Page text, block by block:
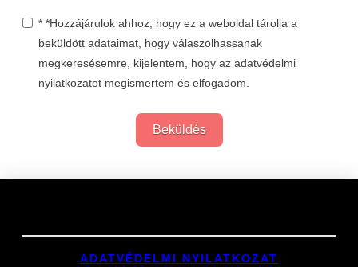
* *Hozzájárulok ahhoz, hogy ez a weboldal tárolja a
beküldött adataimat, hogy válaszolhassanak
megkeresésemre, kijelentem, hogy az adatvédelmi
nyilatkozatot megismertem és elfogadom.
Beküldés
ADATVÉDELMI NYILATKOZAT